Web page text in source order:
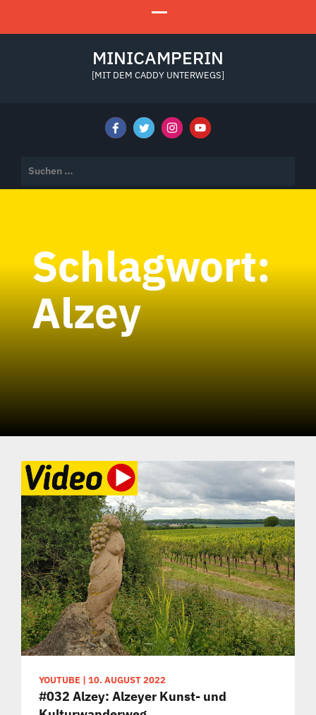
MINICAMPERIN
[MIT DEM CADDY UNTERWEGS]
nach:
Schlagwort:
Alzey
YOUTUBE | 10. AUGUST 2022
#032 Alzey: Alzeyer Kunst- und